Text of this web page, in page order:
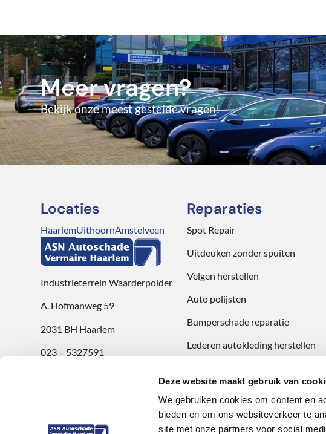
Deze website maakt gebruik van
We gebruiken cookies om content en
bieden en om ons websiteverkeer te
site met onze partners voor social
Meer vragen?
Bekijk onze meest gestelde vragen!
Locaties
HaarlemUithoornAmstelveen
Industrieterrein Waarderpolder
A. Hofmanweg 59
2031 BH Haarlem
023 – 5327591
zaterdag: 9:00 uur t/m 12:00 uur
Reparaties
Spot Repair
Uitdeuken zonder spuiten
Velgen herstellen
Auto polijsten
Bumperschade reparatie
Lederen autokleding herstellen